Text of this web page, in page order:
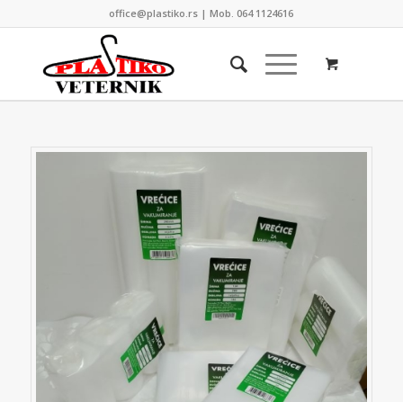
office@plastiko.rs | Mob. 064 1124616